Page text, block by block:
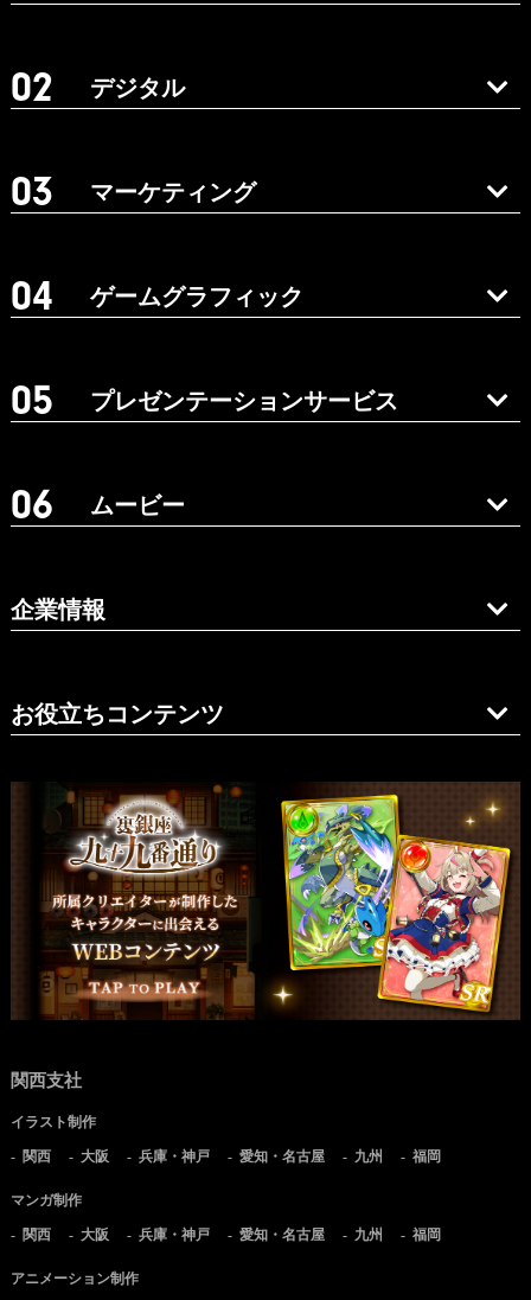
デジタル
マーケティング
ゲームグラフィック
プレゼンテーションサービス
ムービー
企業情報
お役立ちコンテンツ
関西支社
イラスト制作
関西 大阪 兵庫・神戸 愛知・名古屋 九州 福岡
マンガ制作
関西 大阪 兵庫・神戸 愛知・名古屋 九州 福岡
アニメーション制作